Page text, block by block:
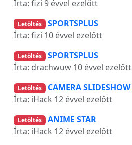
Írta: fizi 9 évvel ezelőtt
Letöltés
SPORTSPLUS
Írta: fizi 10 évvel ezelőtt
Letöltés
SPORTSPLUS
Írta: drachwuw 10 évvel ezelőtt
Letöltés
CAMERA SLIDESHOW
Írta: iHack 12 évvel ezelőtt
Letöltés
ANIME STAR
Írta: iHack 12 évvel ezelőtt